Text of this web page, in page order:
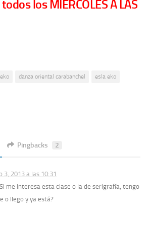
los MIÉRCOLES A LAS
danza oriental carabanchel
esla eko
Pingbacks 2
3, 2013 a las 10:31
me interesa esta clase o la de serigrafía, tengo
o llego y ya está?